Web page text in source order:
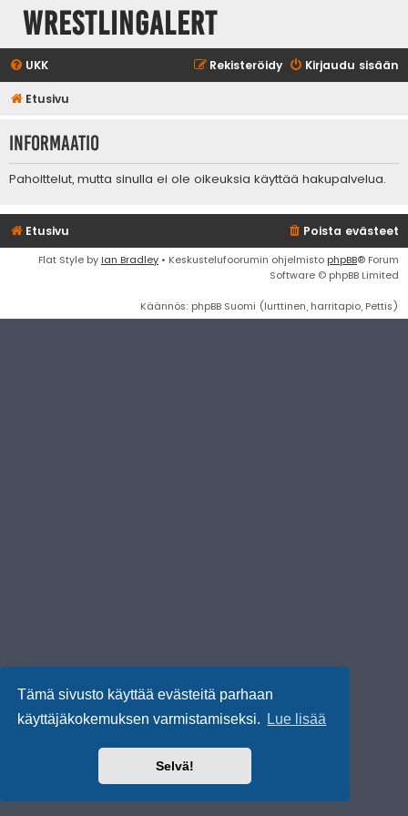
Tämä sivusto käyttää evästeitä parhaan
käyttäjäkokemuksen varmistamiseksi.
Lue lisää
Selvä!
WrestlingAlert
UKK Kirjaudu sisään
Rekisteröidy
Etusivu
Informaatio
Pahoittelut, mutta sinulla ei ole oikeuksia käyttää hakupalvelua.
Etusivu Poista evästeet
Flat Style by Ian Bradley • Keskustelufoorumin ohjelmisto phpBB® Forum
Software © phpBB Limited
Käännös: phpBB Suomi (lurttinen, harritapio, Pettis)